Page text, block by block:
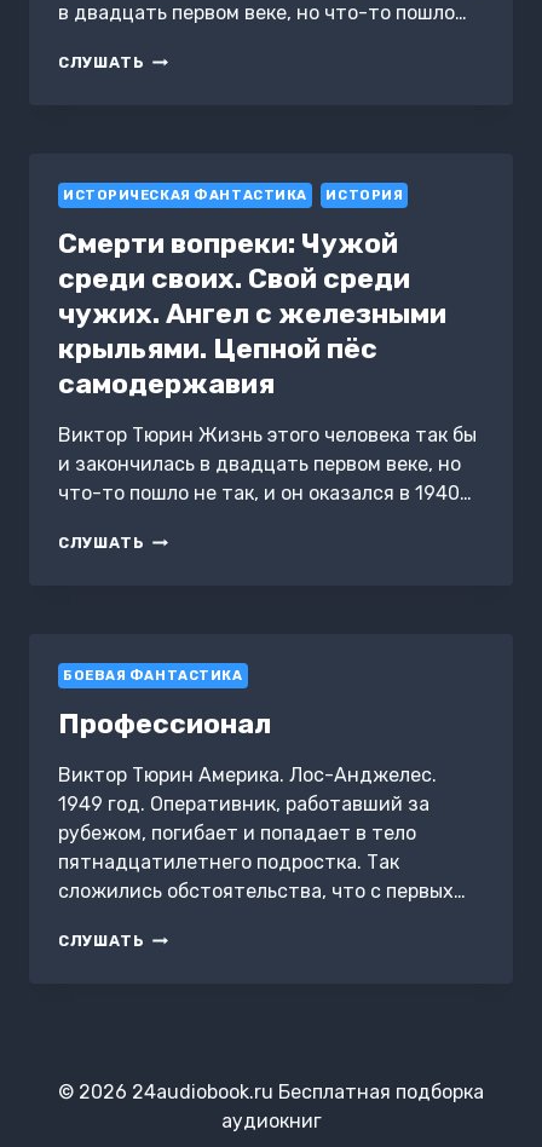
в двадцать первом веке, но что-то пошло…
СЛУШАТЬ ЧУЖОЙ
ИСТОРИЧЕСКАЯ ФАНТАСТИКА ИСТОРИЯ
Смерти вопреки: Чужой
среди своих. Свой среди
чужих. Ангел с железными
крыльями. Цепной пёс
самодержавия
Виктор Тюрин Жизнь этого человека так бы
и закончилась в двадцать первом веке, но
что-то пошло не так, и он оказался в 1940…
СЛУШАТЬ СМЕРТИ
СРЕДИ
АНГЕЛ
ЖЕЛЕЗНЫМИ
КРЫЛЬЯМИ.
ЦЕПНОЙ
ПЁС
САМОДЕРЖАВИЯ
БОЕВАЯ ФАНТАСТИКА
Профессионал
Виктор Тюрин Америка. Лос-Анджелес.
1949 год. Оперативник, работавший за
рубежом, погибает и попадает в тело
пятнадцатилетнего подростка. Так
сложились обстоятельства, что с первых…
СЛУШАТЬ ПРОФЕССИОНАЛ
© 2026 24audiobook.ru Бесплатная подборка
аудиокниг